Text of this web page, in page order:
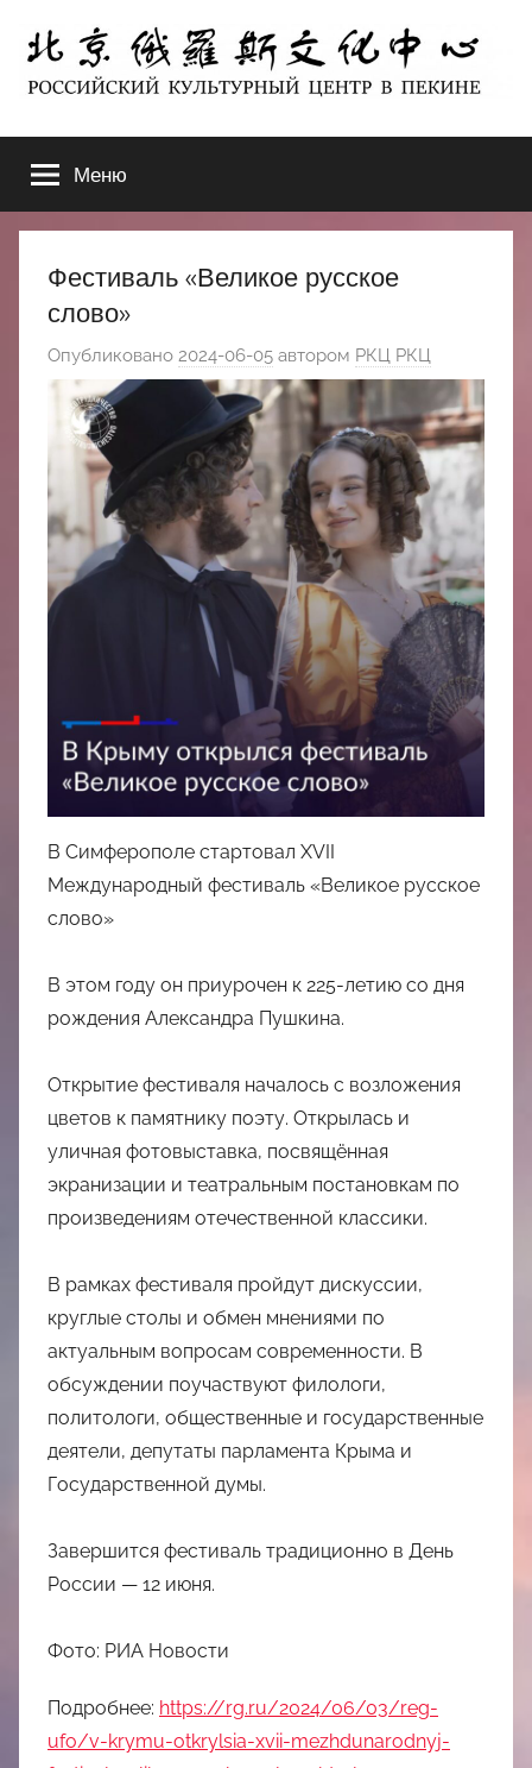
содержимому
北
京
俄
罗
斯
文
化
中
心
ЦЕНТР
В
ПЕКИНЕ
Меню
Фестиваль «Великое русское
слово»
Опубликовано 2024-06-05 автором РКЦ РКЦ
В Симферополе стартовал XVII
Международный фестиваль «Великое русское
слово»
В этом году он приурочен к 225-летию со дня
рождения Александра Пушкина.
Открытие фестиваля началось с возложения
цветов к памятнику поэту. Открылась и
уличная фотовыставка, посвящённая
экранизации и театральным постановкам по
произведениям отечественной классики.
В рамках фестиваля пройдут дискуссии,
круглые столы и обмен мнениями по
актуальным вопросам современности. В
обсуждении поучаствуют филологи,
политологи, общественные и государственные
деятели, депутаты парламента Крыма и
Государственной думы.
Завершится фестиваль традиционно в День
России — 12 июня.
Фото: РИА Новости
Подробнее: https://rg.ru/2024/06/03/reg-
ufo/v-krymu-otkrylsia-xvii-mezhdunarodnyj-